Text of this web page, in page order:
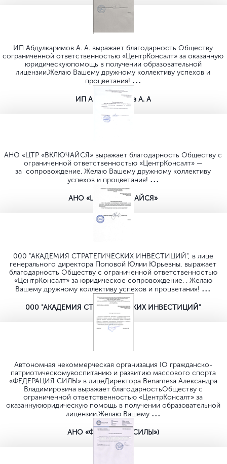
Лукойл
26 лет безупречной работы
За всё время мы помогли
почти
15.000 юридических
5600
7000
Выдали более
20.000 лицензий
4000
лицензий
4500
ISO
6000
допусков
СРО
> 6000
документов